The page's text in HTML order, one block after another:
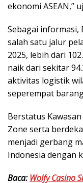
ekonomi ASEAN,”
Sebagai informasi,
salah satu jalur
2025, lebih dari
naik dari sekitar
aktivitas logistik
seperempat
Berstatus
Zone serta
menjadi gerbang
Indonesia dengan
Baca:Wolfy Casino